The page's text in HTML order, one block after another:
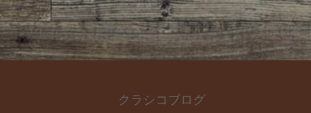
クラシコブログ